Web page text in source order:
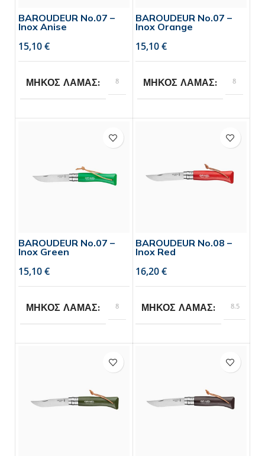
BAROUDEUR No.07 –
Inox Anise
€
ΜΗΚΟΣ ΛΑΜΑΣ 8
BAROUDEUR No.07 –
Inox Orange
€
ΜΗΚΟΣ ΛΑΜΑΣ 8
BAROUDEUR No.07 –
Inox Green
€
ΜΗΚΟΣ ΛΑΜΑΣ 8
BAROUDEUR No.08 –
Inox Red
€
ΜΗΚΟΣ ΛΑΜΑΣ 8.5